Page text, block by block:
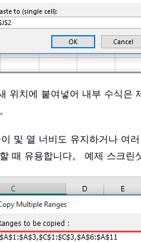
위치에 붙여넣어 내부 수식
및 열 너비도 유지하거나 여
때 유용합니다。 예제 스크린